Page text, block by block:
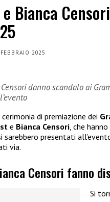
Bianca
2025
danno scandalo ai
di premiazione dei
e Bianca Censori , che
sarebbero presentati
via.
Censori fanno
Si